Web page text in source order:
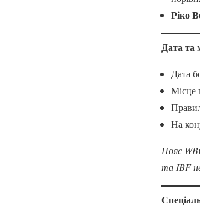
Ріко
Дата та
Дата
Місце
На
Пояс
та IBF не